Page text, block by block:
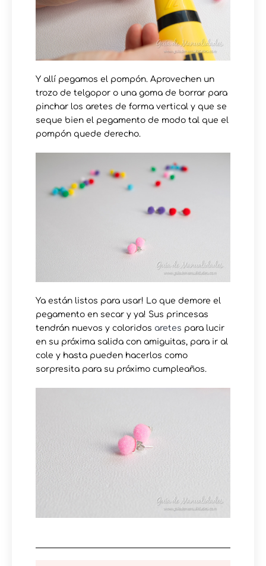
Y allí pegamos el pompón. Aprovechen un
trozo de telgopor o una goma de borrar para
pinchar los aretes de forma vertical y que se
seque bien el pegamento de modo tal que el
pompón quede derecho.
Ya están listos para usar! Lo que demore el
pegamento en secar y ya! Sus princesas
tendrán nuevos y coloridos aretes para lucir
en su próxima salida con amiguitas, para ir al
cole y hasta pueden hacerlos como
sorpresita para su próximo cumpleaños.